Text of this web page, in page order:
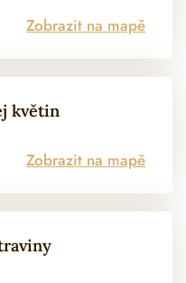
Zobrazit na mapě
květin
Zobrazit na mapě